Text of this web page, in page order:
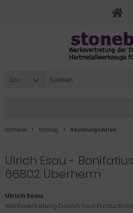
Alle
Startseite Katalog Rechnungsdaten
Ulrich Esau -
66802 Überherrn
Ulrich Esau
Werksvertretung Danish Tool Productions